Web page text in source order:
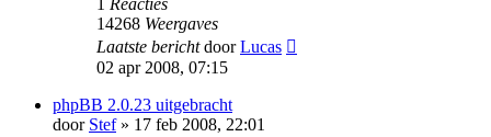
1 Reacties
14268 Weergaves
Laatste berichtdoorLucas
02 apr 2008, 07:15
phpBB 2.0.23 uitgebracht
door Stef» 17 feb 2008, 22:01